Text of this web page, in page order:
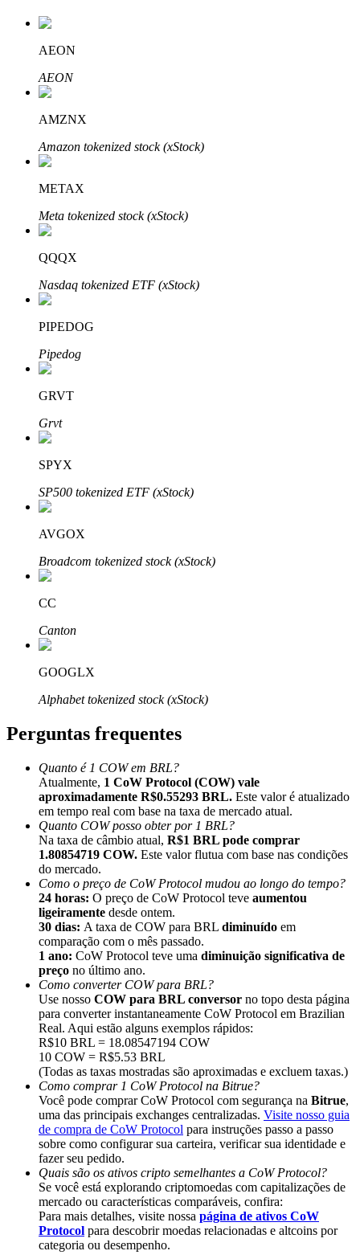
Investimento Automático
Obtenha lucro a longo prazo e interesses flexíveis
Aprenda a apostar
Aprenda como ganhar renda passiva
Bitrue
AI
Até 65% de comissões!
Indicação
Convide um amigo para receber recompensas em dinheiro
BTC Welcome Rewards
BTC Welcome Rewards
Deposit & Trade BTC to Share 25000 USDT prize pool!
Deposit CASHCAT & Win
Share 500000 CASHCAT prize pool
Exclusive for BitMart Users
AEON
AEON
AMZNX
Amazon tokenized stock (xStock)
METAX
Meta tokenized stock (xStock)
QQQX
Nasdaq tokenized ETF (xStock)
PIPEDOG
Pipedog
GRVT
Grvt
SPYX
SP500 tokenized ETF (xStock)
AVGOX
Broadcom tokenized stock (xStock)
CC
Canton
GOOGLX
Alphabet tokenized stock (xStock)
Perguntas frequentes
Quanto é 1 COW em BRL?
Atualmente, 1 CoW Protocol (COW) vale
aproximadamente R$0.55293 BRL. Este valor é atualizado
em tempo real com base na taxa de mercado atual.
Quanto COW posso obter por 1 BRL?
Na taxa de câmbio atual, R$1 BRL pode comprar
1.80854719 COW. Este valor flutua com base nas condições
do mercado.
Como o preço de CoW Protocol mudou ao longo do tempo?
24 horas: O preço de CoW Protocol teve aumentou
ligeiramente desde ontem.
30 dias: A taxa de COW para BRL diminuído em
comparação com o mês passado.
1 ano: CoW Protocol teve uma diminuição significativa de
preço no último ano.
Como converter COW para BRL?
Use nosso COW para BRL conversor no topo desta página
para converter instantaneamente CoW Protocol em Brazilian
Real. Aqui estão alguns exemplos rápidos:
R$10 BRL = 18.08547194 COW
10 COW = R$5.53 BRL
(Todas as taxas mostradas são aproximadas e excluem taxas.)
Como comprar 1 CoW Protocol na Bitrue?
Você pode comprar CoW Protocol com segurança na Bitrue,
uma das principais exchanges centralizadas. Visite nosso guia
de compra de CoW Protocol para instruções passo a passo
sobre como configurar sua carteira, verificar sua identidade e
fazer seu pedido.
Quais são os ativos cripto semelhantes a CoW Protocol?
Se você está explorando criptomoedas com capitalizações de
mercado ou características comparáveis, confira:
Para mais detalhes, visite nossa página de ativos CoW
Protocol para descobrir moedas relacionadas e altcoins por
categoria ou desempenho.